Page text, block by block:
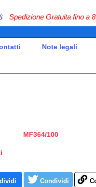
Spedizione Gratuita fino a
Note legali
MF364/100
Condividi